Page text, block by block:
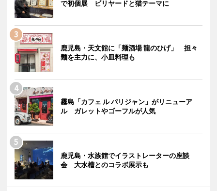
で初個展 ビリヤードと猫テーマに
鹿児島・天文館に「麺酒場 龍のひげ」 担々
麺を主力に、小皿料理も
霧島「カフェ ル パリジャン」がリニューア
ル ガレットやゴーフルが人気
鹿児島・水族館でイラストレーターの座談
会 大水槽とのコラボ展示も